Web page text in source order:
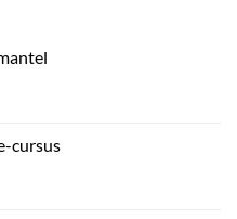
cursus